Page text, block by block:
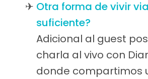
Otra forma de vivir
suficiente?
Adicional al guest
charla al vivo con
donde compartimos